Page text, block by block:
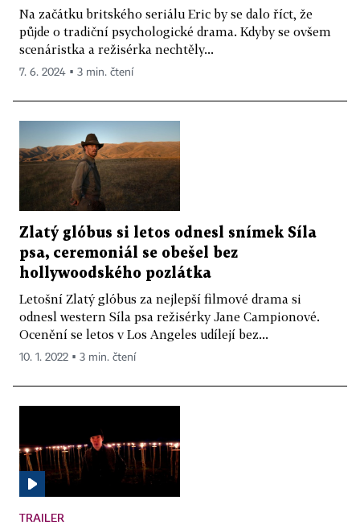
Na začátku britského seriálu Eric by se dalo říct, že
půjde o tradiční psychologické drama. Kdyby se ovšem
scenáristka a režisérka nechtěly...
7. 6. 2024 ▪ 3 min. čtení
Zlatý glóbus si letos odnesl snímek Síla
psa, ceremoniál se obešel bez
hollywoodského pozlátka
Letošní Zlatý glóbus za nejlepší filmové drama si
odnesl western Síla psa režisérky Jane Campionové.
Ocenění se letos v Los Angeles udílejí bez...
10. 1. 2022 ▪ 3 min. čtení
TRAILER